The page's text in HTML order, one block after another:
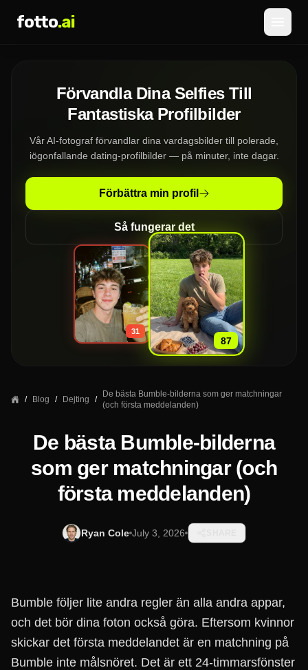
fotto.ai
LOGGA IN REGISTRERA DIG
Förvandla Dina Selfies Till
Fantastiska Profilbilder
Vår AI-fotograf förvandlar dina vardagsbilder till polerade,
iögonfallande dating-profilbilder — på minuter, inte dagar.
Förbättra min profil
Så fungerar det
31
»
87
/ Blog / Dejting /
De bästa Bumble-bilderna som ger matchningar
(och första meddelanden)
De bästa Bumble-bilderna
som ger matchningar (och
första meddelanden)
Ryan Cole July 3, 2026
Bumble följer lite andra regler än alla andra appar,
och det bör dina foton också göra. Eftersom kvinnor
skickar det första meddelandet är en matchning på
Bumble inte målsnöret. Det är ett 24-timmarsfönster